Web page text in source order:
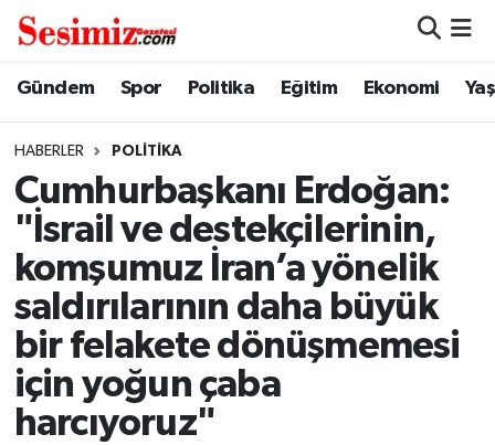
Gündem Spor Politika Eğitim Ekonomi
HABERLER POLITIKA
Cumhurbaşkanı Erdoğan:
"İsrail ve destekçilerinin,
komşumuz İran’a yönelik
saldırılarının daha büyük
bir felakete dönüşmemesi
için yoğun çaba
harcıyoruz"
Dünya
Ekonomi
Gündem
Magazin
Politika
Nöbetçi Eczaneler
Hava Durumu
Namaz Vakitleri
Süper Lig Puan Durumu ve Fikstür
Tüm Manşetler
Son Dakika Haberleri